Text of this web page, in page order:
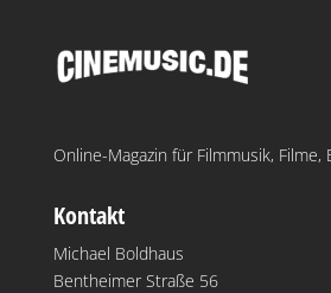
Online-Magazin für Filmmusik,
Kontakt
Michael Boldhaus
Bentheimer Straße 56